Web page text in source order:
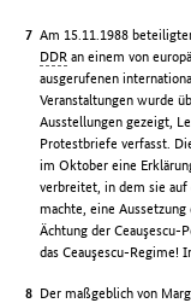
Am 15.11.1988
DDR an einem von
ausgerufenen
Veranstaltungen wurde
Ausstellungen gezeigt,
Protestbriefe verfasst.
im Oktober eine
verbreitet, in dem sie
machte, eine
Ächtung der Ceauşescu-
das Ceauşescu-Regime!
Der maßgeblich von